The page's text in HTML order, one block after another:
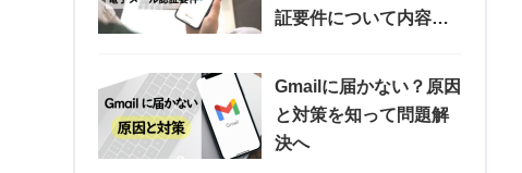
証要件について内容や
Gmailに届かない？原因
と対策を知って問題解
決へ